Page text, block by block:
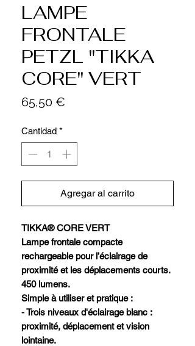
LAMPE
FRONTALE
PETZL "TIKKA
CORE" VERT
65,50 €
Cantidad *
Agregar al carrito
TIKKA® CORE VERT
Lampe frontale compacte
rechargeable pour l’éclairage de
proximité et les déplacements courts.
450 lumens.
Simple à utiliser et pratique :
- Trois niveaux d'éclairage blanc :
proximité, déplacement et vision
lointaine.